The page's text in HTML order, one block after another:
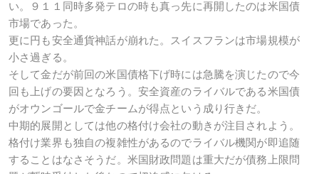
い。９１１同時多発テロの時も真っ先に再開したのは米国債
市場であった。
更に円も安全通貨神話が崩れた。スイスフランは市場規模が
小さ過ぎる。
そして金だが前回の米国債格下げ時には急騰を演じたので今
回も上げの要因となろう。安全資産のライバルである米国債
がオウンゴールで金チームが得点という成り行きだ。
中期的展開としては他の格付け会社の動きが注目されよう。
格付け業界も独自の複雑性があるのでライバル機関が即追随
することはなさそうだ。米国財政問題は重大だが債務上限問